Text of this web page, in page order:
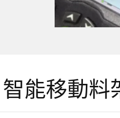
智能移動